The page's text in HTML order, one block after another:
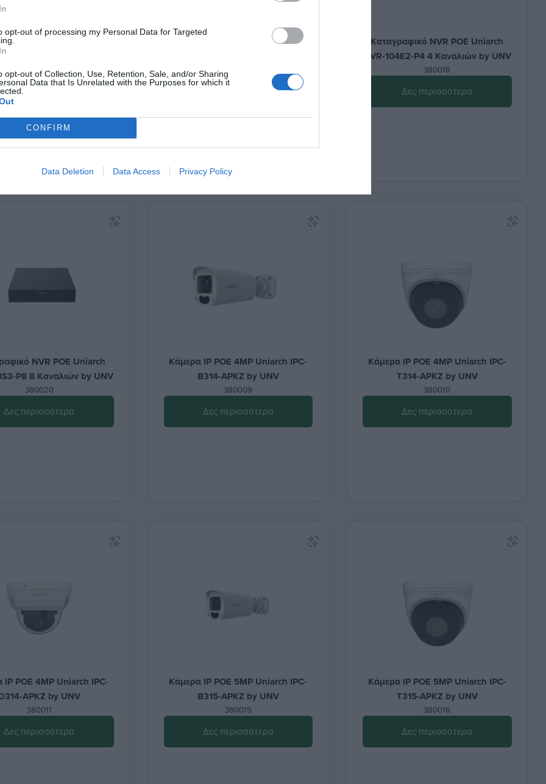
opt-out of processing my Personal Data for Targeted
opt-out of Collection, Use, Retention, Sale, and/or Sharing
Data that Is Unrelated with the Purposes for which it
CONFIRM
Data Deletion Data Access Privacy Policy
NVR POE Uniarch
P4 4 Καναλιών by UNV
380021
Δες περισσότερα
Καταγραφικό NVR Uniarch NVR-
Δες περισσότερα
Καταγραφικό NVR POE Uniarch
NVR-104E2-P4 4 Καναλιών by UNV
380018
Δες περισσότερα
NVR POE Uniarch
P8 8 Καναλιών by UNV
380020
Δες περισσότερα
Κάμερα IP POE 4MP Uniarch IPC-
B314-APKZ by UNV
380009
Δες περισσότερα
Κάμερα IP POE 4MP Uniarch IPC-
T314-APKZ by UNV
380010
Δες περισσότερα
IP POE 4MP Uniarch IPC-
APKZ by UNV
380011
Δες περισσότερα
Κάμερα IP POE 5MP Uniarch IPC-
B315-APKZ by UNV
380015
Δες περισσότερα
Κάμερα IP POE 5MP Uniarch IPC-
T315-APKZ by UNV
380016
Δες περισσότερα